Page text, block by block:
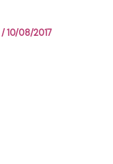
/10/08/2017